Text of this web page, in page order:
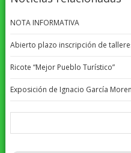
NOTA INFORMATIVA
Abierto plazo inscripción de
Ricote “Mejor Pueblo Turístico”
Exposición de Ignacio García